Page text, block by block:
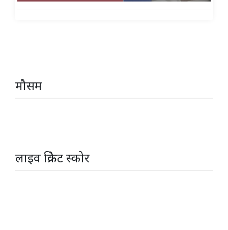
मौसम
लाइव क्रिकेट स्कोर